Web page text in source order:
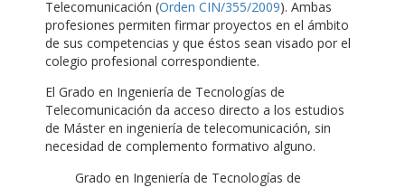
Telecomunicación (Orden CIN/355/2009). Ambas
profesiones permiten firmar proyectos en el ámbito
de sus competencias y que éstos sean visado por el
colegio profesional correspondiente.
El Grado en Ingeniería de Tecnologías de
Telecomunicación da acceso directo a los estudios
de Máster en ingeniería de telecomunicación, sin
necesidad de complemento formativo alguno.
Grado en Ingeniería de Tecnologías de